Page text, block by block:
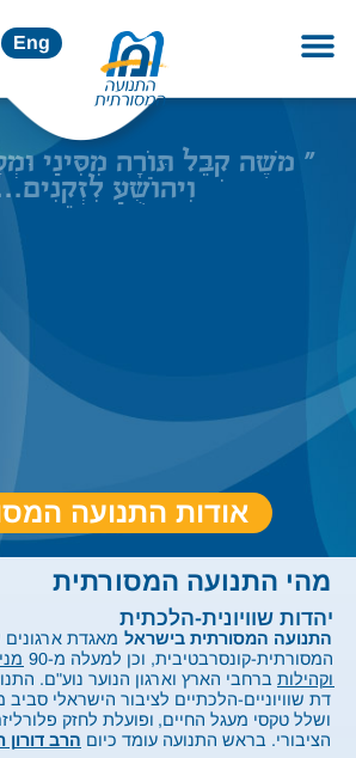
Eng
״ משֶׁה קִבֵּל תּוֹרָה מִסִּינַי
וִיהוֹשֻׁעַ
אודות התנועה
מהי התנועה המסורתית
יהדות שוויונית-הלכתית
התנועה המסורתית בישראל מאגדת ארגונים
המסורתית-קונסרבטיבית, וכן למעלה מ-90
וקהילות ברחבי הארץ וארגון הנוער נוע"ם.
דת שוויוניים-הלכתיים לציבור הישראלי סביב
ושלל טקסי מעגל החיים, ופועלת לחזק
הציבורי. בראש התנועה עומד כיום הרב דורון